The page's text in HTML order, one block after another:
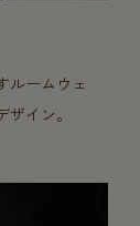
ルームウェ
イン。